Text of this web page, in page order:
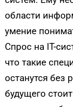
области
умение
Спрос на IT-
что такие
останутся без
будущего